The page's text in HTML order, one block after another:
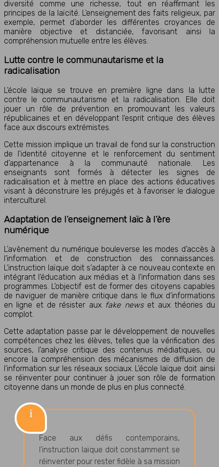
diversité comme une richesse, tout en réaffirmant les
principes de la laïcité. L’enseignement des faits religieux, par
exemple, permet d’aborder les différentes croyances de
manière objective et distanciée, favorisant ainsi la
compréhension mutuelle entre les élèves.
Lutte contre le communautarisme et la
radicalisation
L’école laïque se trouve en première ligne dans la lutte
contre le communautarisme et la radicalisation. Elle doit
jouer un rôle de prévention en promouvant les valeurs
républicaines et en développant l’esprit critique des élèves
face aux discours extrémistes.
Cette mission implique un travail de fond sur la construction
de l’identité citoyenne et le renforcement du sentiment
d’appartenance à la communauté nationale. Les
enseignants sont formés à détecter les signes de
radicalisation et à mettre en place des actions éducatives
visant à déconstruire les préjugés et à favoriser le dialogue
interculturel.
Adaptation de l’enseignement laïc à l’ère
numérique
L’avènement du numérique bouleverse les modes d’accès à
l’information et de construction des connaissances.
L’instruction laïque doit s’adapter à ce nouveau contexte en
intégrant l’éducation aux médias et à l’information dans ses
programmes. L’objectif est de former des citoyens capables
de naviguer de manière critique dans le flux d’informations
en ligne et de résister aux fake news et aux théories du
complot.
Cette adaptation passe par le développement de nouvelles
compétences chez les élèves, telles que la vérification des
sources, l’analyse critique des contenus médiatiques, ou
encore la compréhension des mécanismes de diffusion de
l’information sur les réseaux sociaux. L’école laïque doit ainsi
se réinventer pour continuer à jouer son rôle de formation
citoyenne dans un monde de plus en plus connecté.
Face aux défis contemporains,
l’instruction laïque doit constamment se
réinventer pour rester fidèle à sa mission